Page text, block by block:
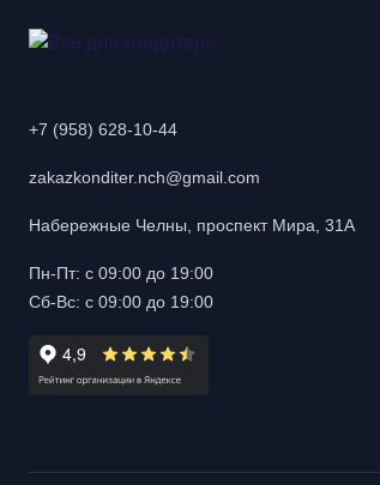
+7 (958) 628-10-44
zakazkonditer.nch@gmail.com
Набережные Челны, проспект Мира, 31А
Пн-Пт: с 09:00 до 19:00
Сб-Вс: с 09:00 до 19:00